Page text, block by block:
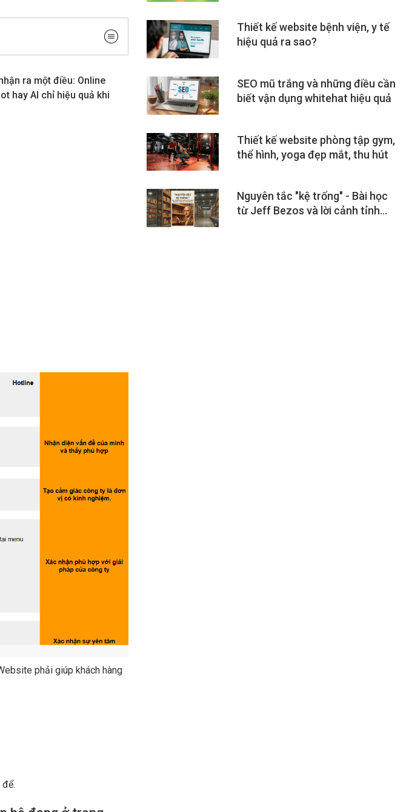
ra một điều: Online
hay AI chỉ hiệu quả khi
phải giúp khách hàng
Thiết kế website bệnh viện, y tế
hiệu quả ra sao?
SEO mũ trắng và những điều cần
biết vận dụng whitehat hiệu quả
Thiết kế website phòng tập gym,
thể hình, yoga đẹp mắt, thu hút
Nguyên tắc "kệ trống" - Bài học
từ Jeff Bezos và lời cảnh tỉnh